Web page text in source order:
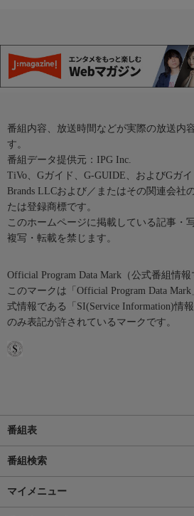
番組内容、放送時間などが実際の放送内
す。
番組データ提供元：IPG Inc.
TiVo、Gガイド、G-GUIDE、およびGガ
Brands LLCおよび／またはその関連会社
たは登録商標です。
このホームページに掲載している記事・
複写・転載を禁じます。
Official Program Data Mark（公式番組情報
このマークは「Official Program Data
式情報である「SI(Service Information)情
のみ表記が許されているマークです。
番組表
番組検索
マイメニュー